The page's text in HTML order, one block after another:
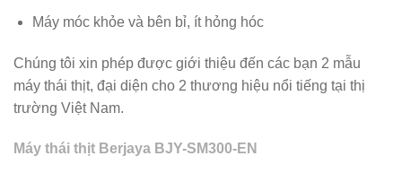
Máy móc khỏe và bên bỉ, ít hỏng hóc
Chúng tôi xin phép được giới thiệu đến các bạn 2 mẫu
máy thái thịt, đại diện cho 2 thương hiệu nổi tiếng tại thị
trường Việt Nam.
Máy thái thịt Berjaya BJY-SM300-EN